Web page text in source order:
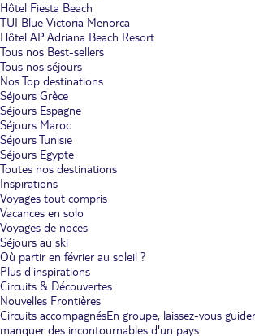
Hôtel Fiesta Beach
TUI Blue Victoria Menorca
Hôtel AP Adriana Beach Resort
Tous nos Best-sellers
Tous nos séjours
Nos Top destinations
Séjours Grèce
Séjours Espagne
Séjours Maroc
Séjours Tunisie
Séjours Egypte
Toutes nos destinations
Inspirations
Voyages tout compris
Vacances en solo
Voyages de noces
Séjours au ski
Où partir en février au soleil ?
Plus d'inspirations
Circuits & Découvertes
Nouvelles Frontières
Circuits accompagnésEn groupe, laissez-vous
manquer des incontournables d'un pays.